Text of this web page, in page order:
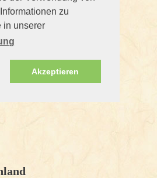
zu
in unserer
Akzeptieren